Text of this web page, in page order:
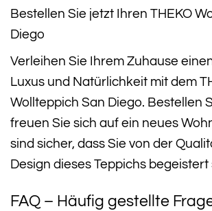
Bestellen Sie jetzt Ihren THEKO
Diego
Verleihen Sie Ihrem Zuhause
Luxus und Natürlichkeit mit dem
Wollteppich San Diego. Bestellen
freuen Sie sich auf ein neues
sind sicher, dass Sie von der
Design dieses Teppichs
FAQ – Häufig gestellte